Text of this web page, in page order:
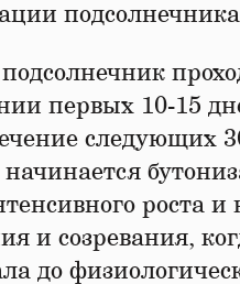
первых 10-15
следующих
роста
и созревания,
до